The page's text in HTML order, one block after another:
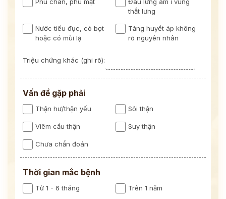
thắt lưng
Nước tiểu đục, có bọt
hoặc có mùi lạ
Tăng huyết áp không
rõ nguyên nhân
Triệu chứng khác (ghi rõ):
Vấn đề gặp phải
Thận hư/thận yếu Sỏi thận
Viêm cầu thận Suy thận
Chưa chẩn đoán
Thời gian mắc bệnh
Từ 1 - 6 tháng Trên 1 năm